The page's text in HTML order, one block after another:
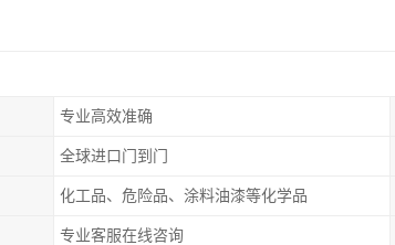
专业高效准确
全球进口门到门
化工品、危险品、涂料油漆等化学品
专业客服在线咨询